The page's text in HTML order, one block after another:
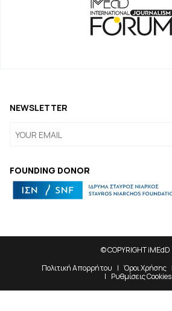
FOUNDING DONOR
NEWSLETTER
© COPYRIGHT iMEdD
Πολιτική Απορρήτου
Όροι Χρήσης
Ρυθμίσεις Cookies